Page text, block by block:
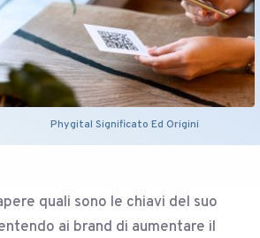
Phygital Significato Ed Origini
quali sono le chiavi del suo
ai brand di aumentare il